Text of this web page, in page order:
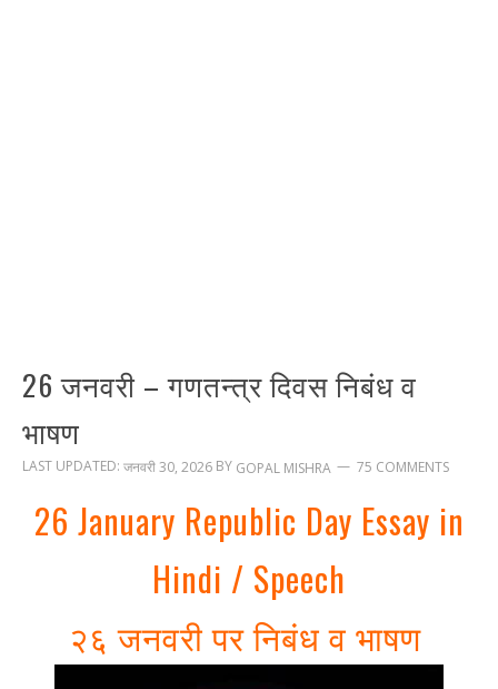
26 जनवरी – गणतन्त्र दिवस निबंध व
भाषण
LAST UPDATED: जनवरी 30, 2026 BY GOPAL MISHRA 75 COMMENTS
26 January Republic Day Essay in
Hindi / Speech
२६ जनवरी पर निबंध व भाषण